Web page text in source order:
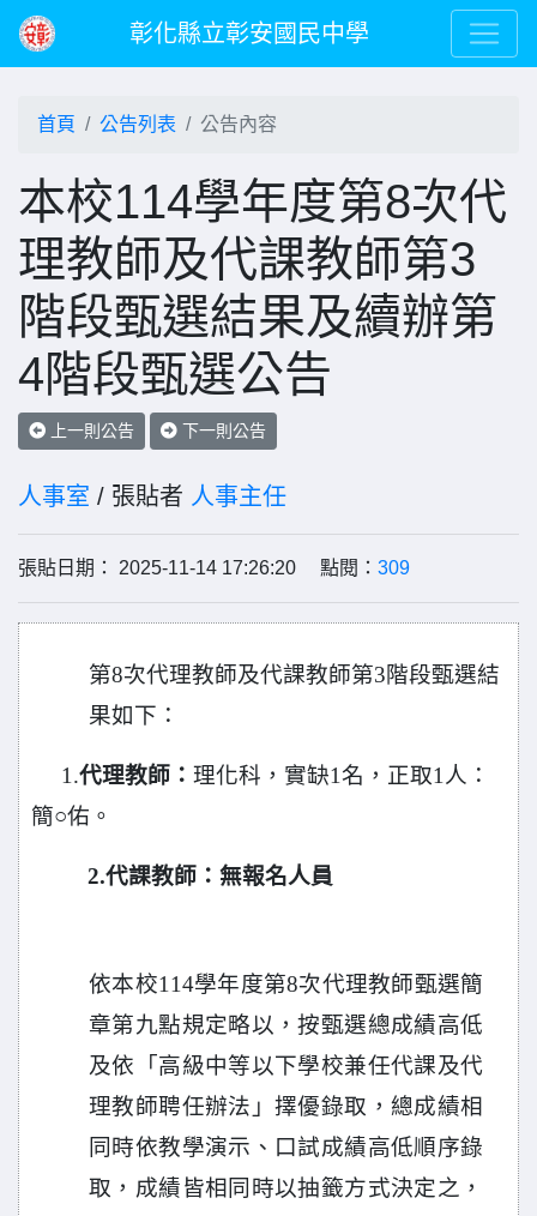
彰化縣立彰安國民中學
首頁 公告列表 公告內容
本校114學年度第8次代
理教師及代課教師第3
階段甄選結果及續辦第
4階段甄選公告
上一則公告 下一則公告
人事室 / 張貼者 人事主任
張貼日期： 2025-11-14 17:26:20 點閱： 309
第8次代理教師及代課教師第3階段甄選結
果如下：
1.代理教師 ： 理化科，實缺1名，正取1人：
簡○佑。
2.代課教師 ：無報名人員
依本校114學年度第8次代理教師甄選簡
章第九點規定略以，按甄選總成績高低
及依「高級中等以下學校兼任代課及代
理教師聘任辦法」擇優錄取，總成績相
同時依教學演示、口試成績高低順序錄
取，成績皆相同時以抽籤方式決定之，